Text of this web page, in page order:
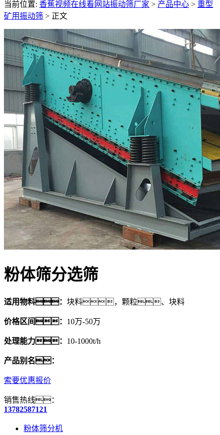
当前位置: 香蕉视频在线看网站振动筛厂家 > 产品中心 > 重型
矿用振动筛 > 正文
粉体筛分选筛
适用物料： 块料，颗粒、块料
价格区间： 10万-50万
处理能力： 10-1000t/h
产品别名：
索要优惠报价
销售热线：
13782587121
粉体筛分机